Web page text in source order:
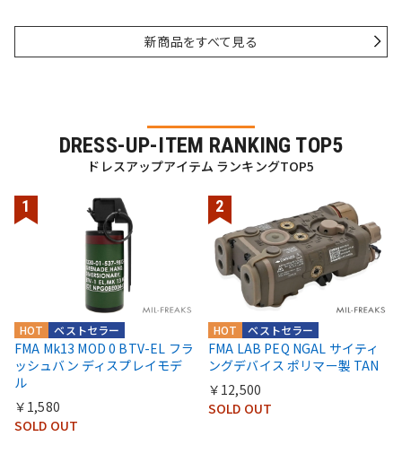
新商品をすべて見る
DRESS-UP-ITEM RANKING TOP5
ドレスアップアイテム ランキングTOP5
ベストセラー
HOT
FMA Mk13 MOD 0 BTV-EL フラ
ッシュバン ディスプレイモデ
ル
￥1,580
SOLD OUT
ベストセラー
HOT
FMA LAB PEQ NGAL サイティ
ングデバイス ポリマー製 TAN
￥12,500
SOLD OUT